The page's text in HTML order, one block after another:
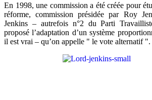
En 1998, une commission a été créée pour
réforme, commission présidée par Roy
Jenkins – autrefois n°2 du Parti
proposé l’adaptation d’un système
il est vrai – qu’on appelle " le vote alternatif ".